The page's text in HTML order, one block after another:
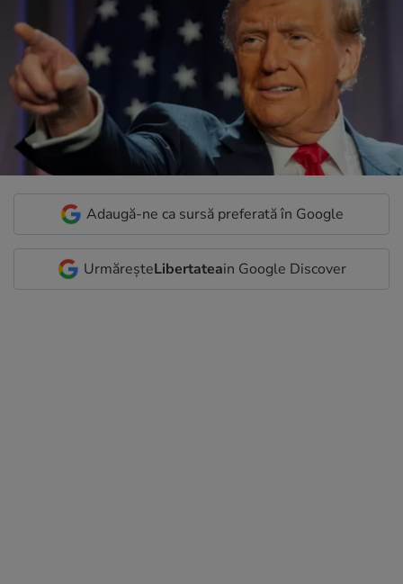
Adaugă-ne ca sursă preferată în Google
UrmăreșteLibertateain Google Discover